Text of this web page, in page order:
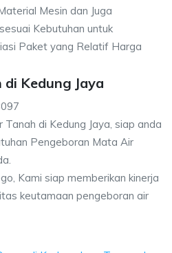
Mesin dan Juga
Kebutuhan untuk
Paket yang Relatif Harga
Kedung Jaya
di Kedung Jaya, siap anda
Pengeboran Mata Air
Kami siap memberikan kinerja
keutamaan pengeboran air